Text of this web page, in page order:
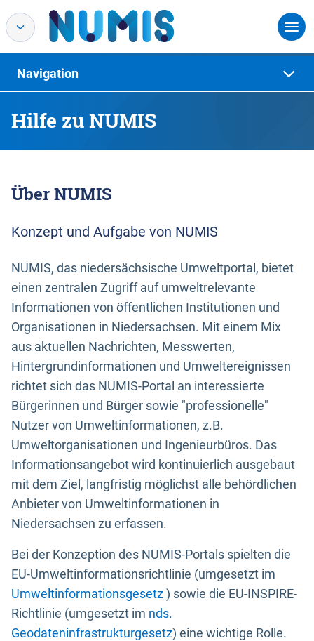
Hilfe zu NUMIS
Navigation
Über NUMIS
Konzept und Aufgabe von NUMIS
NUMIS, das niedersächsische Umweltportal, bietet
einen zentralen Zugriff auf umweltrelevante
Informationen von öffentlichen Institutionen und
Organisationen in Niedersachsen. Mit einem Mix
aus aktuellen Nachrichten, Messwerten,
Hintergrundinformationen und Umweltereignissen
richtet sich das NUMIS-Portal an interessierte
Bürgerinnen und Bürger sowie "professionelle"
Nutzer von Umweltinformationen, z.B.
Umweltorganisationen und Ingenieurbüros. Das
Informationsangebot wird kontinuierlich ausgebaut
mit dem Ziel, langfristig möglichst alle behördlichen
Anbieter von Umweltinformationen in
Niedersachsen zu erfassen.
Bei der Konzeption des NUMIS-Portals spielten die
EU-Umweltinformationsrichtlinie (umgesetzt im
Umweltinformationsgesetz) sowie die EU-INSPIRE-
Richtlinie (umgesetzt im nds.
Geodateninfrastrukturgesetz) eine wichtige Rolle.